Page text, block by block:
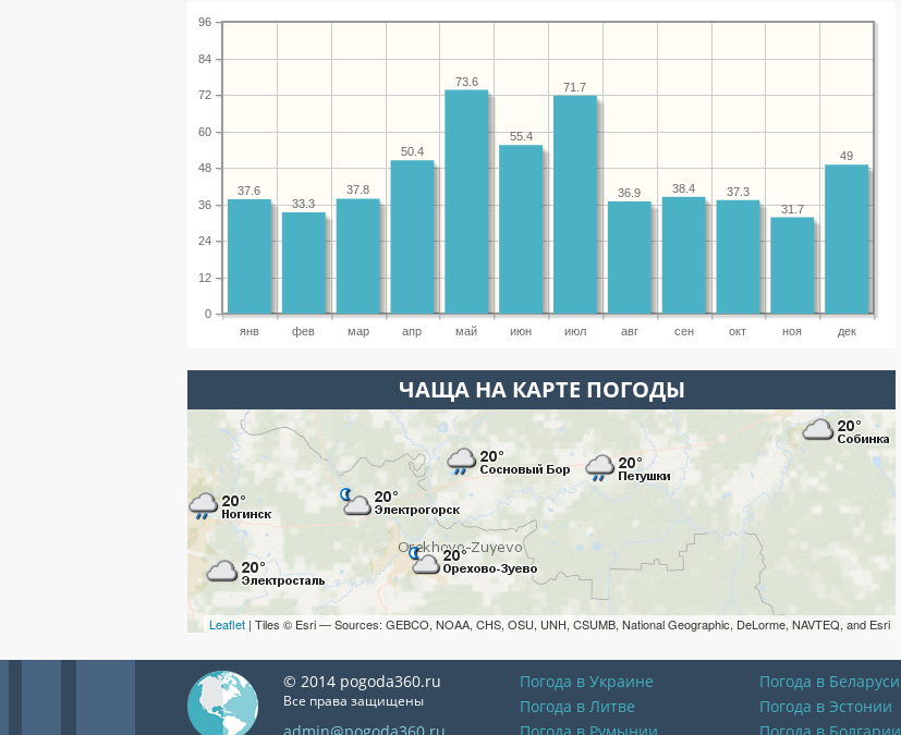
янв фев мар апр май июн июл авг сен окт ноя дек
0
12
24
36
48
60
72
84
96
49
31.7
37.3
38.4
36.9
71.7
55.4
73.6
50.4
37.8
33.3
37.6
ЧАЩА НА КАРТЕ ПОГОДЫ
Leaflet | Tiles © Esri — Sources: GEBCO, NOAA, CHS, OSU, UNH, CSUMB, National Geographic, DeLorme, NAVTEQ, and Esri
© 2014 pogoda360.ru
Все права защищены
Погода в Украине Погода в Беларуси
Погода в Литве
Погода в Эстонии